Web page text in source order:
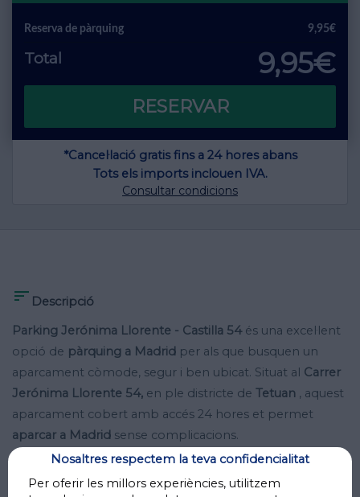
Reserva de pàrquing 9,95€
Total 9,95€
RESERVAR
*Cancel·lació gratis fins a 24 hores abans
Tots els imports inclouen IVA.
Consultar condicions
 Descripció
Parking Jerónima Llorente - Castilla 54és una excel·lent
opció de pàrquing a Madrid per als que busquen un
aparcament còmode, segur i ben ubicat. Situat al Carrer
Jerónima Llorente 54, en ple districte de Tetuan , aquest
aparcament cobert amb accés 24 hores et permet
aparcar a Madrid sense complicacions.
A només uns minuts a peu de
Passeig de la Castellana, aquestaparcament a Madrid
Nosaltres respectem la teva confidencialitat
Per oferir les millors experiències, utilitzem